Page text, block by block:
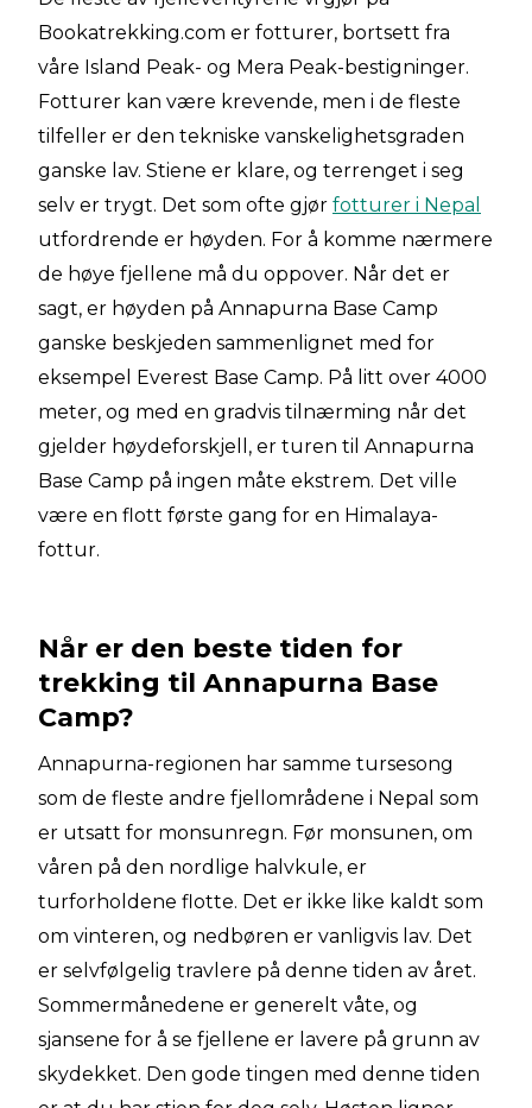
Bookatrekking.com er fotturer, bortsett fra
våre Island Peak- og Mera Peak-bestigninger.
Fotturer kan være krevende, men i de fleste
tilfeller er den tekniske vanskelighetsgraden
ganske lav. Stiene er klare, og terrenget i seg
selv er trygt. Det som ofte gjør fotturer i Nepal
utfordrende er høyden. For å komme nærmere
de høye fjellene må du oppover. Når det er
sagt, er høyden på Annapurna Base Camp
ganske beskjeden sammenlignet med for
eksempel Everest Base Camp. På litt over 4000
meter, og med en gradvis tilnærming når det
gjelder høydeforskjell, er turen til Annapurna
Base Camp på ingen måte ekstrem. Det ville
være en flott første gang for en Himalaya-
fottur.
Når er den beste tiden for
trekking til Annapurna Base
Camp?
Annapurna-regionen har samme tursesong
som de fleste andre fjellområdene i Nepal som
er utsatt for monsunregn. Før monsunen, om
våren på den nordlige halvkule, er
turforholdene flotte. Det er ikke like kaldt som
om vinteren, og nedbøren er vanligvis lav. Det
er selvfølgelig travlere på denne tiden av året.
Sommermånedene er generelt våte, og
sjansene for å se fjellene er lavere på grunn av
skydekket. Den gode tingen med denne tiden